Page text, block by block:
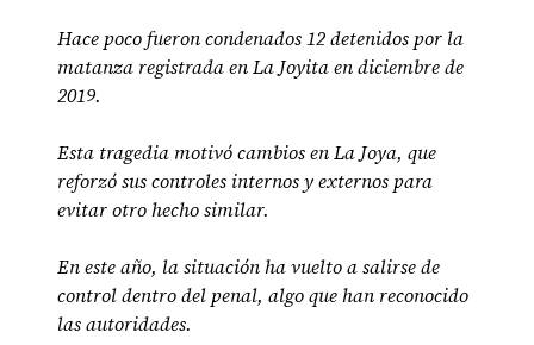
Hace poco fueron condenados 12 detenidos por la
matanza registrada en La Joyita en diciembre de
2019.
Esta tragedia motivó cambios en La Joya, que
reforzó sus controles internos y externos para
evitar otro hecho similar.
En este año, la situación ha vuelto a salirse de
control dentro del penal, algo que han reconocido
las autoridades.